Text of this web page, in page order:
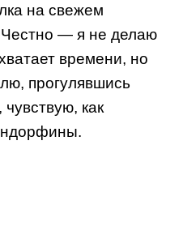
на свежем
Честно — я не делаю
времени, но
прогулявшись
как